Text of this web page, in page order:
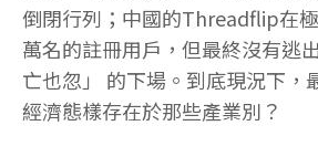
倒閉行列；中國的Threadflip在
萬名的註冊用戶，但最終沒有逃
亡也忽」 的下場。到底現況下，
經濟態樣存在於那些產業別？